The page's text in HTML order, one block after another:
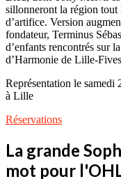
sillonneront la région tout
d’artifice. Version
fondateur, Terminus
d’enfants rencontrés sur
d’Harmonie de Lille-
Représentation le samedi
à Lille
Réservations
La grande
mot pour